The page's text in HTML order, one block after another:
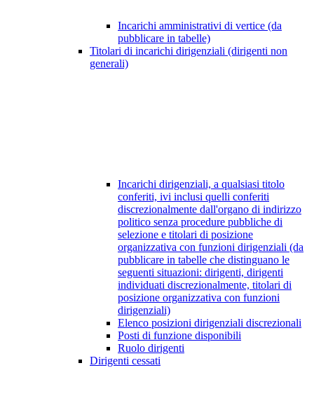
Incarichi amministrativi di vertice (da
pubblicare in tabelle)
Titolari di incarichi dirigenziali (dirigenti non
generali)
Incarichi dirigenziali, a qualsiasi titolo
conferiti, ivi inclusi quelli conferiti
discrezionalmente dall'organo di indirizzo
politico senza procedure pubbliche di
selezione e titolari di posizione
organizzativa con funzioni dirigenziali (da
pubblicare in tabelle che distinguano le
seguenti situazioni: dirigenti, dirigenti
individuati discrezionalmente, titolari di
posizione organizzativa con funzioni
dirigenziali)
Elenco posizioni dirigenziali discrezionali
Posti di funzione disponibili
Ruolo dirigenti
Dirigenti cessati